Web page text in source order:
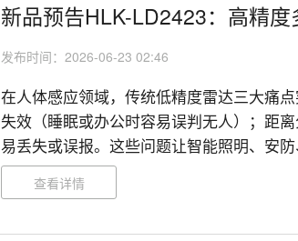
新品预告HLK-LD2423：高精
发布时间：2026-06-23 02:46
在人体感应领域，传统低精度雷达三大痛
失效（睡眠或办公时容易误判无人）；距
易丢失或误报。这些问题让智能照明、安
走灯却灭了。海凌科全新HLK-LD2423毫米
有人”真正升级为“人在哪里、有几个人”。
查看详情